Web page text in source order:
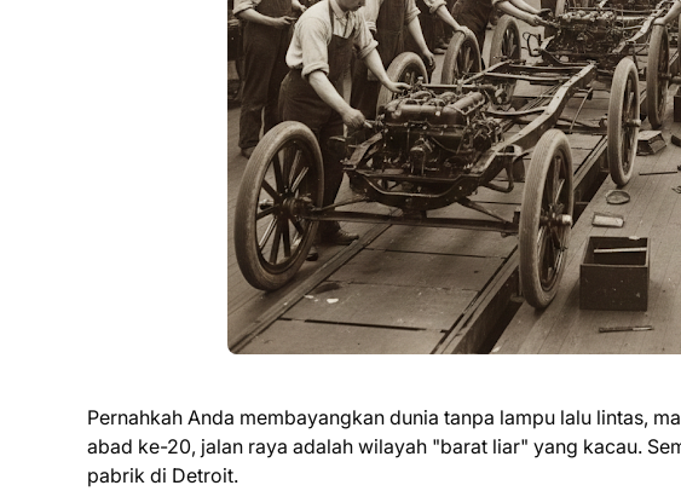
Pernahkah Anda membayangkan dunia tanpa lampu lalu lintas,
abad ke-20, jalan raya adalah wilayah "barat liar" yang kacau.
pabrik di Detroit.